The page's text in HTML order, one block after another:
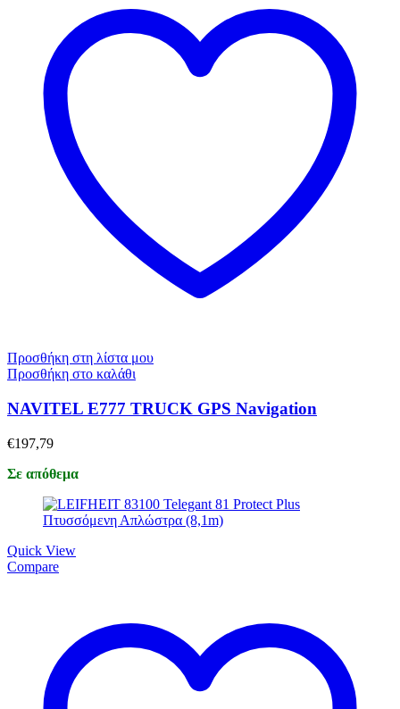
Προσθήκη στη λίστα μου
Προσθήκη στο καλάθι
NAVITEL E777 TRUCK GPS Navigation
€197,79
Σε απόθεμα
Quick View
Compare